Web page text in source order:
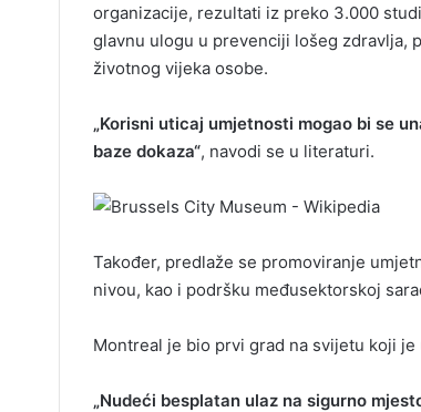
organizacije, rezultati iz preko 3.000
glavnu ulogu u prevenciji lošeg zdravlja,
životnog vijeka osobe.
„Korisni uticaj umjetnosti mogao bi se
baze dokaza“, navodi se u literaturi.
Također, predlaže se promoviranje
nivou, kao i podršku međusektorskoj
Montreal je bio prvi grad na svijetu koji
„Nudeći besplatan ulaz na sigurno